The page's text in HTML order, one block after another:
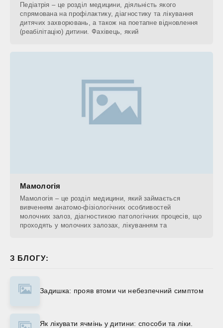
Педіатрія – це розділ медицини, діяльність якого
спрямована на профілактику, діагностику та лікування
дитячих захворювань, а також на поетапне відновлення
(реабілітацію) дитини. Фахівець, який
Мамологія
Мамологія – це розділ медицини, який займається
вивченням анатомо-фізіологічних особливостей
молочних залоз, діагностикою патологічних процесів, що
проходять у молочних залозах, лікуванням та
З БЛОГУ:
Задишка: прояв втоми чи небезпечний симптом
Як лікувати ячмінь у дитини: способи та ліки.